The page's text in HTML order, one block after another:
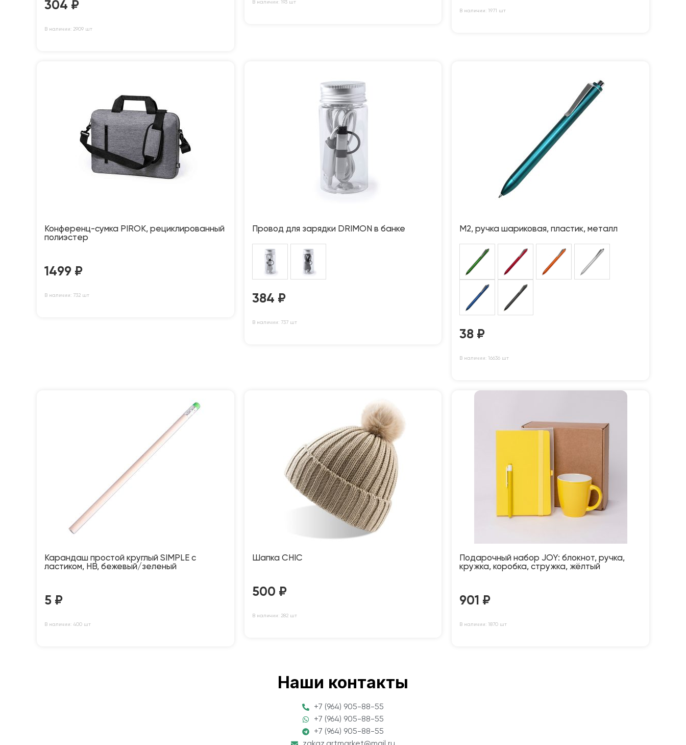
304 ₽
В наличии: 2909 шт
В наличии: 193 шт
В наличии: 1971 шт
Конференц-сумка PIROK, рециклированный
полиэстер
1499 ₽
В наличии: 732 шт
Провод для зарядки DRIMON в банке
384 ₽
В наличии: 737 шт
M2, ручка шариковая, пластик, металл
38 ₽
В наличии: 16636 шт
Карандаш простой круглый SIMPLE с
ластиком, HB, бежевый/зеленый
5 ₽
В наличии: 400 шт
Шапка CHIC
500 ₽
В наличии: 282 шт
Подарочный набор JOY: блокнот, ручка,
кружка, коробка, стружка, жёлтый
901 ₽
В наличии: 1870 шт
Наши контакты
+7 (964) 905-88-55
+7 (964) 905-88-55
+7 (964) 905-88-55